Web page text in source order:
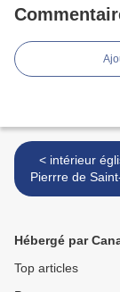
< intérieur église Saint-
Pierrre de
Hébergé par
Top articles